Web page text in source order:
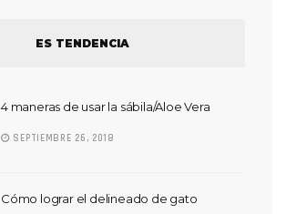
ES TENDENCIA
4 maneras de usar la sábila/Aloe Vera
SEPTIEMBRE 26, 2018
Cómo lograr el delineado de gato